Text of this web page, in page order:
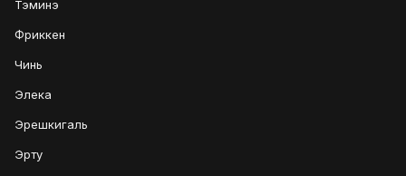
Тэминэ
Фриккен
Чинь
Элека
Эрешкигаль
Эрту